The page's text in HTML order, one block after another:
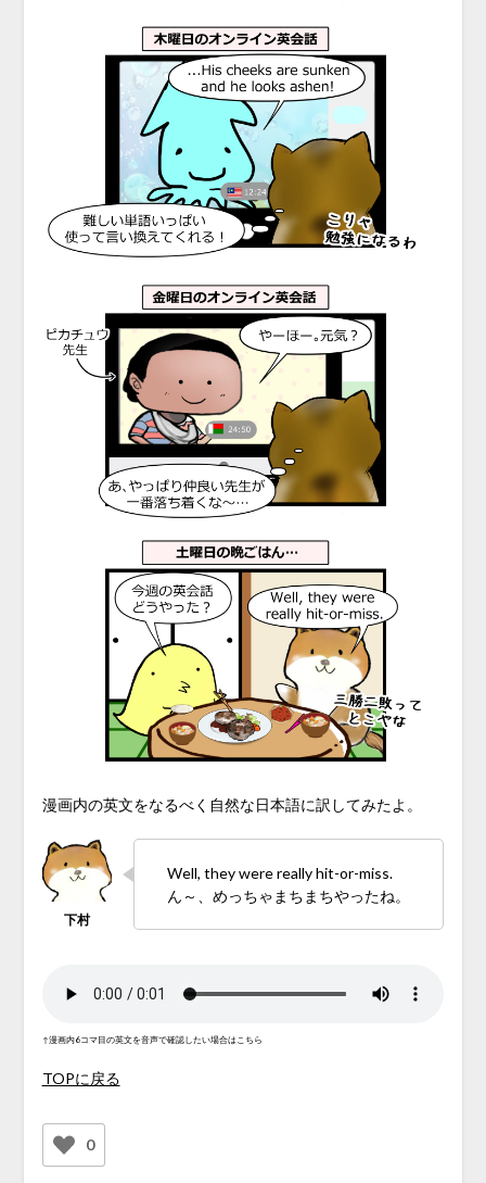
漫画内の英文をなるべく自然な日本語に訳してみたよ。
Well, they were really hit-or-miss.
ん～、めっちゃまちまちやったね。
↑漫画内6コマ目の英文を音声で確認したい場合はこちら
TOPに戻る
0